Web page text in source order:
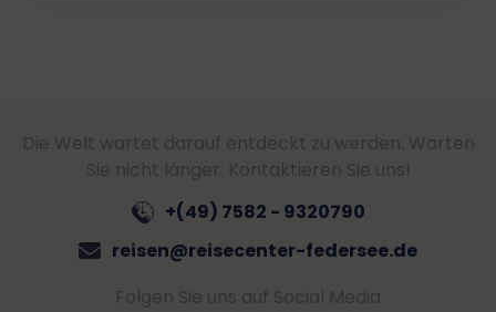
Die Welt wartet darauf entdeckt zu werden. Warten
Sie nicht länger. Kontaktieren Sie uns!
+(49) 7582 - 9320790
reisen@reisecenter-federsee.de
Folgen Sie uns auf Social Media